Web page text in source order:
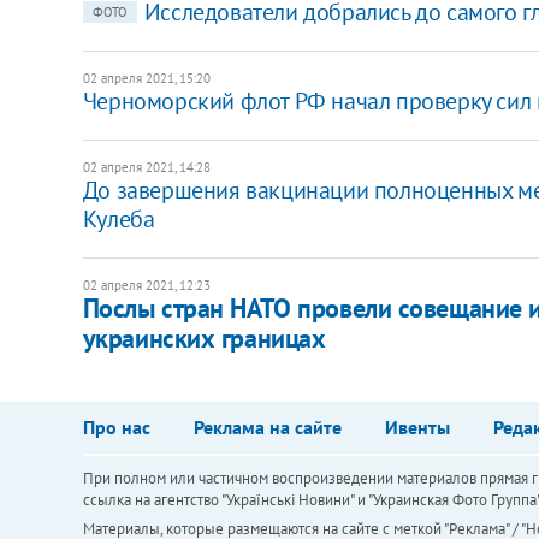
ФОТО Исследователи добрались до самого
02 апреля 2021, 15:20
Черноморский флот РФ начал проверку
02 апреля 2021, 14:28
До завершения вакцинации полноценных
Кулеба
02 апреля 2021, 12:23
Послы стран НАТО провели совещание
украинских границах
Про нас Реклама на сайте Ивенты
При полном или частичном воспроизведении материалов прямая
ссылка на агентство "Українськi Новини" и "Украинская Фото
Материалы, которые размещаются на сайте с меткой "Реклама" /